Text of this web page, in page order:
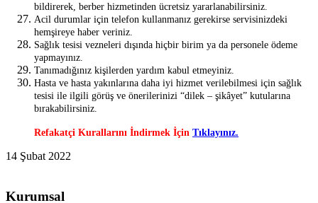
bildirerek, berber hizmetinden ücretsiz yararlanabilirsiniz.
Acil durumlar için telefon kullanmanız gerekirse servisinizdeki
hemşireye haber veriniz.
Sağlık tesisi vezneleri dışında hiçbir birim ya da personele ödeme
yapmayınız.
Tanımadığınız kişilerden yardım kabul etmeyiniz.
Hasta ve hasta yakınlarına daha iyi hizmet verilebilmesi için sağlık
tesisi ile ilgili görüş ve önerilerinizi “dilek – şikâyet” kutularına
bırakabilirsiniz.
Refakatçi Kurallarını İndirmek İçin Tıklayınız.
14 Şubat 2022
Kurumsal